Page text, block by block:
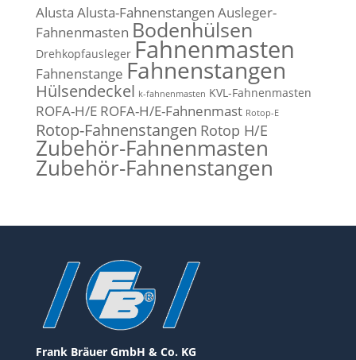
Alusta Alusta-Fahnenstangen Ausleger-
Fahnenmasten Bodenhülsen
Drehkopfausleger Fahnenmasten
Fahnenstange Fahnenstangen
Hülsendeckel k-fahnenmasten KVL-Fahnenmasten
ROFA-H/E ROFA-H/E-Fahnenmast Rotop-E
Rotop-Fahnenstangen Rotop H/E
Zubehör-Fahnenmasten
Zubehör-Fahnenstangen
Frank Bräuer GmbH & Co. KG